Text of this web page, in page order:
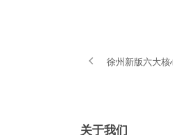
徐州新版六大
关于我们